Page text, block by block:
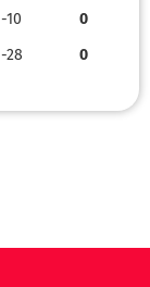
-10
0
-28 0